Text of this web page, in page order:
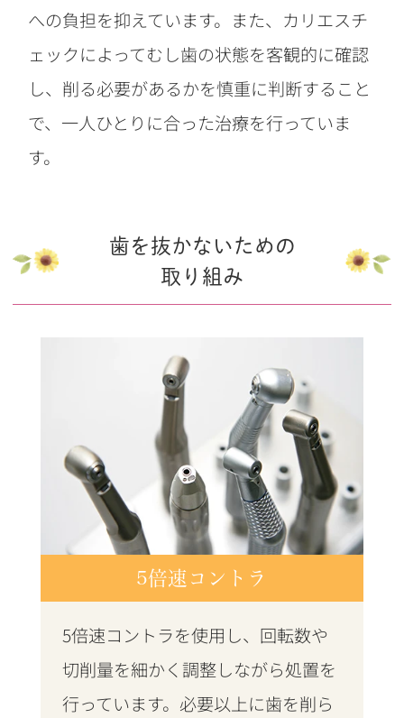
への負担を抑えています。また、カリエスチ
ェックによってむし歯の状態を客観的に確認
し、削る必要があるかを慎重に判断すること
で、一人ひとりに合った治療を行っていま
す。
歯を抜かないための
取り組み
5倍速コントラ
5倍速コントラを使用し、回転数や
切削量を細かく調整しながら処置を
行っています。必要以上に歯を削ら